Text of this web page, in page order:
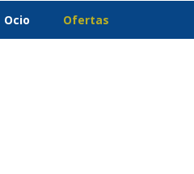
Ocio Ofertas